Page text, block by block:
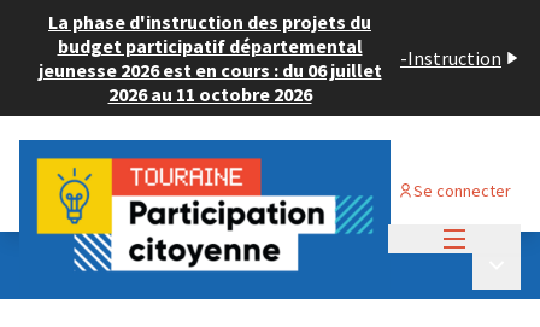
La phase d'instruction des projets du
budget participatif départemental
jeunesse 2026 est en cours : du 06 juillet
2026 au 11 octobre 2026
-Instruction
Se connecter
Budget Participatif JEUNESSE 2024
💡 Consulter les projets déposés